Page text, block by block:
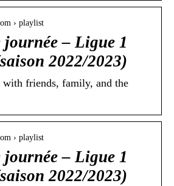
› playlist
journée – Ligue 1
2022/2023)
with friends, family, and the
› playlist
journée – Ligue 1
2022/2023)